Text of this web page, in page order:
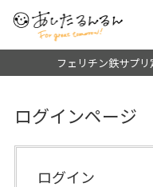
フェリチン鉄サプリ
ログインページ
ログイン